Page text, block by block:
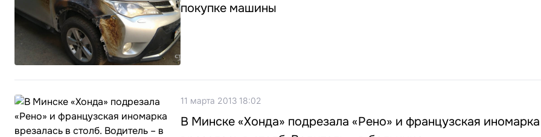
покупке машины
11 марта 2013 18:02
В Минске «Хонда» подрезала «Рено» и французская иномарка